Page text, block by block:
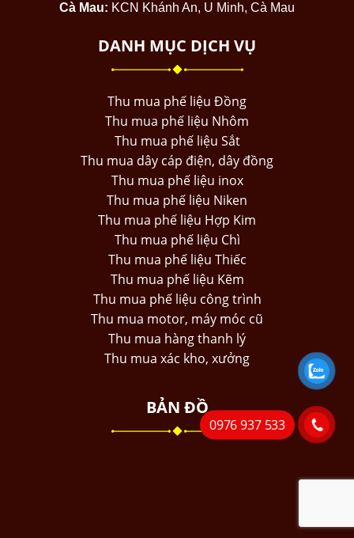
Cà Mau: KCN Khánh An, U Minh, Cà Mau
DANH MỤC DỊCH VỤ
Thu mua phế liệu Đồng
Thu mua phế liệu Nhôm
Thu mua phế liệu Sắt
Thu mua dây cáp điện, dây đồng
Thu mua phế liệu inox
Thu mua phế liệu Niken
Thu mua phế liệu Hợp Kim
Thu mua phế liệu Chì
Thu mua phế liệu Thiếc
Thu mua phế liệu Kẽm
Thu mua phế liệu công trình
Thu mua motor, máy móc cũ
Thu mua hàng thanh lý
Thu mua xác kho, xưởng
BẢN ĐỒ
0976 937 533